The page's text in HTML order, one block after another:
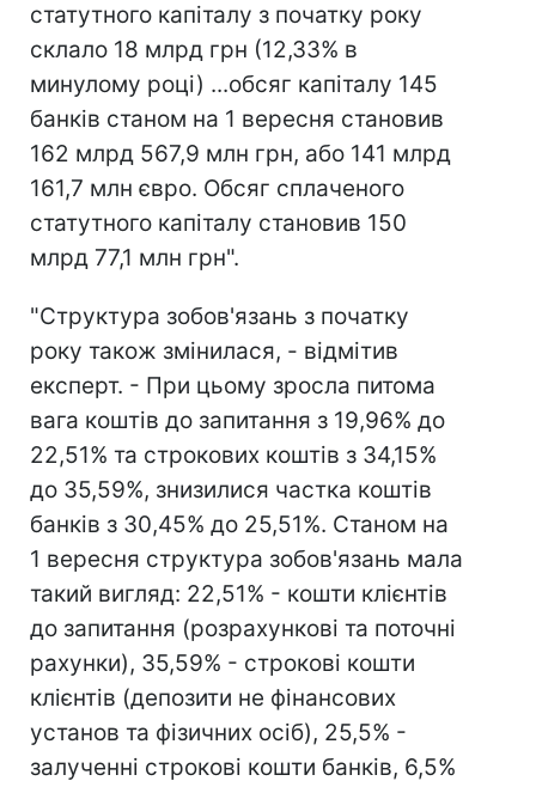
статутного капіталу з початку року
склало 18 млрд грн (12,33% в
минулому році) ...обсяг капіталу 145
банків станом на 1 вересня становив
162 млрд 567,9 млн грн, або 141 млрд
161,7 млн євро. Обсяг сплаченого
статутного капіталу становив 150
млрд 77,1 млн грн".
"Структура зобов'язань з початку
року також змінилася, - відмітив
експерт. - При цьому зросла питома
вага коштів до запитання з 19,96% до
22,51% та строкових коштів з 34,15%
до 35,59%, знизилися частка коштів
банків з 30,45% до 25,51%. Станом на
1 вересня структура зобов'язань мала
такий вигляд: 22,51% - кошти клієнтів
до запитання (розрахункові та поточні
рахунки), 35,59% - строкові кошти
клієнтів (депозити не фінансових
установ та фізичних осіб), 25,5% -
залученні строкові кошти банків, 6,5%